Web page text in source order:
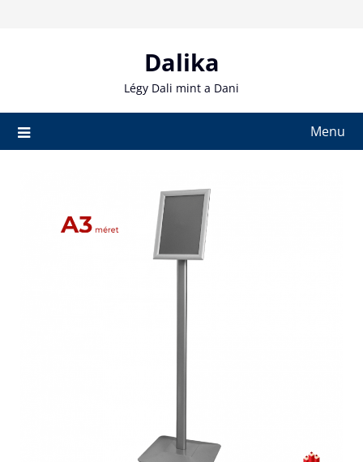
Dalika
Légy Dali mint a Dani
Menu